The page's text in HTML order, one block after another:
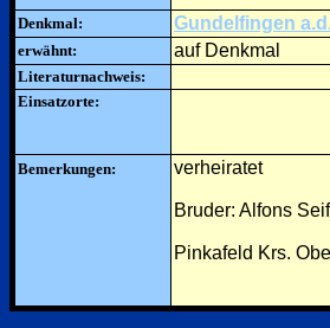
Denkmal: Gundelfingen
erwähnt: auf Denkmal
Literaturnachweis:
Einsatzorte:
Bemerkungen: verheiratet
Bruder: Alfons
Pinkafeld Krs.